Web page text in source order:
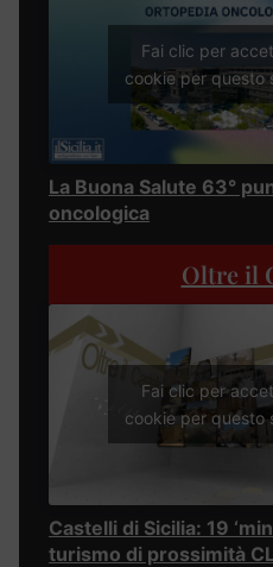
Fai clic per
cookie per questo
La Buona Salute 63°
oncologica
Oltre il
Fai clic per
cookie per questo
Castelli di Sicilia: 19
turismo di prossimità